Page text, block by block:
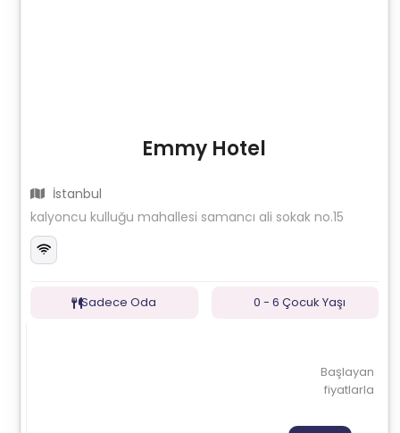
Emmy Hotel
İstanbul
kalyoncu kulluğu mahallesi samancı ali sokak no.15
Sadece Oda 0 - 6 Çocuk Yaşı
Başlayan
fiyatlarla